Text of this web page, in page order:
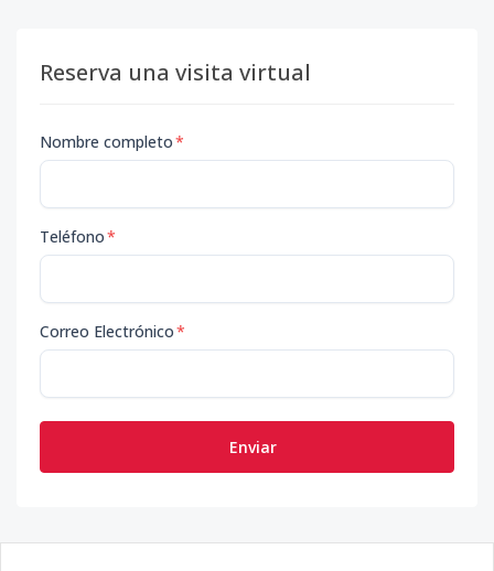
Reserva una visita virtual
Nombre completo*
Teléfono*
Correo Electrónico*
Enviar